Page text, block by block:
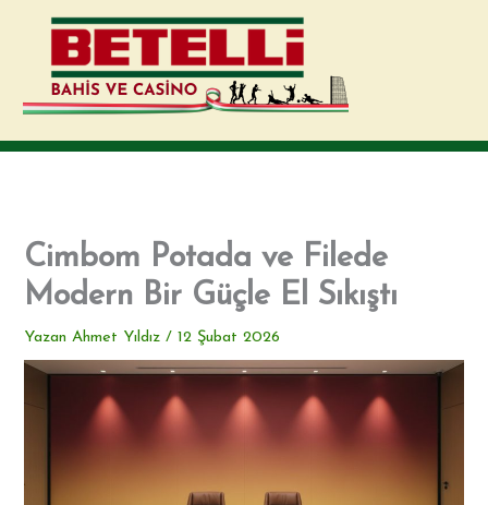
Cimbom Potada ve Filede
Modern Bir Güçle El Sıkıştı
Yazan Ahmet Yıldız/12 Şubat 2026